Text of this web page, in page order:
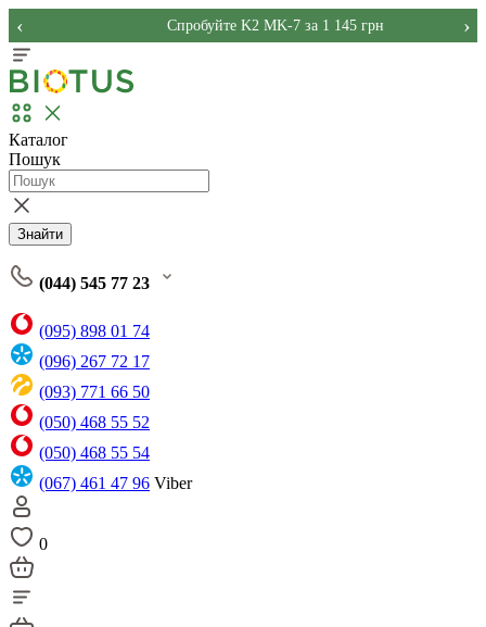
Спробуйте K2 MK-7 за 1 145 грн
‹ ›
Каталог
Пошук
Знайти
(044) 545 77 23
(095) 898 01 74
(096) 267 72 17
(093) 771 66 50
(050) 468 55 52
(050) 468 55 54
(067) 461 47 96 Viber
0